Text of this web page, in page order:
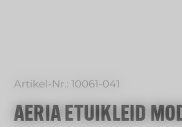
Artikel-Nr.: 10061-041
AERIA ETUIKLEID